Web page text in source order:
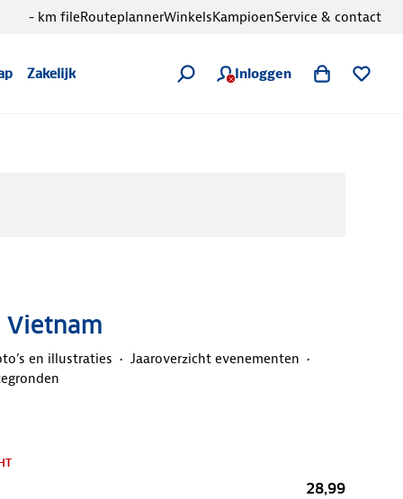
Zakelijk Inloggen
- km fileRouteplannerWinkelsKampioenService & contact
Vietnam
en illustraties
Jaaroverzicht evenementen
28,99